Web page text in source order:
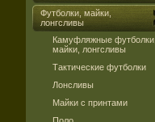
Футболки, майки,
лонгсливы
Камуфляжные футболки,
майки, лонгсливы
Тактические футболки
Лонсливы
Майки с принтами